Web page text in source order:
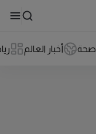
صحة أخبار العالم